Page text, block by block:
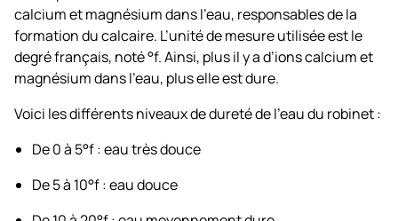
calcium et magnésium dans l’eau, responsables de la
formation du calcaire. L’unité de mesure utilisée est le
degré français, noté °f. Ainsi, plus il y a d’ions calcium et
magnésium dans l’eau, plus elle est dure.
Voici les différents niveaux de dureté de l’eau du robinet :
De 0 à 5°f : eau très douce
De 5 à 10°f : eau douce